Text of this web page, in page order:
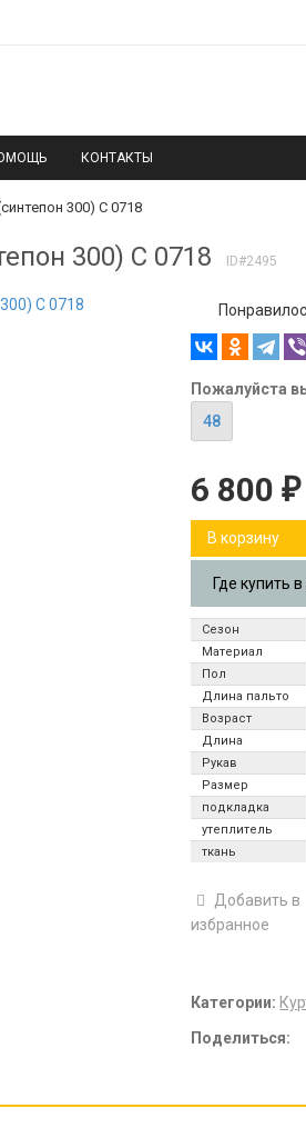
КОНТАКТЫ
300) С 0718
300) С 0718 ID#2495
Пожалуйста
48
6 800₽
В корзину
Где купить
Сезон
Материал
Пол
Длина пальто
Возраст
Длина
Рукав
Размер
подкладка
утеплитель
ткань
Добавить в
избранное
Категории:
Поделиться: